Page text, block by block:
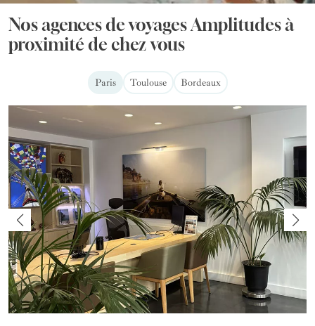
Nos agences de voyages Amplitudes à
proximité de chez vous
Paris Toulouse Bordeaux